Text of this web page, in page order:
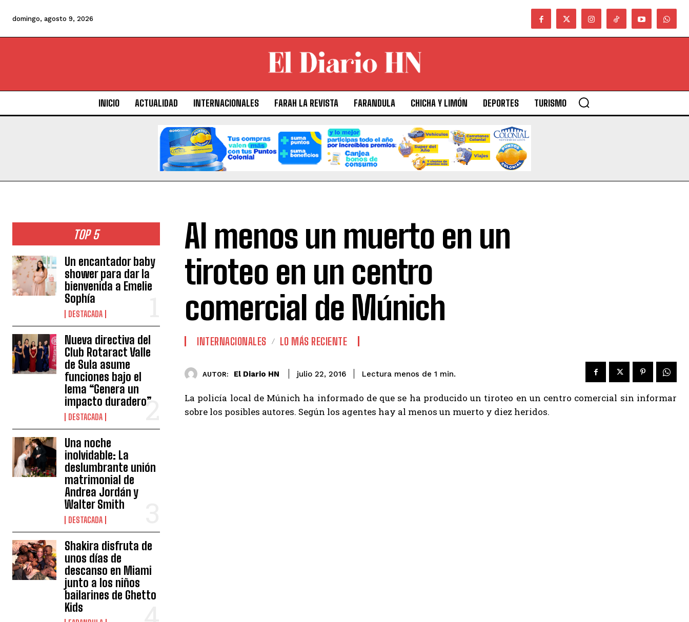
domingo, agosto 9, 2026
INICIO ACTUALIDAD INTERNACIONALES FARAH LA REVISTA FARANDULA CHICHA Y LIMÓN DEPORTES TURISMO
TOP 5
Un encantador baby
shower para dar la
bienvenida a Emelie
Sophía
DESTACADA
Nueva directiva del
Club Rotaract Valle
de Sula asume
funciones bajo el
lema “Genera un
impacto duradero”
DESTACADA
Una noche
inolvidable: La
deslumbrante unión
matrimonial de
Andrea Jordán y
Walter Smith
DESTACADA
Shakira disfruta de
unos días de
descanso en Miami
junto a los niños
bailarines de Ghetto
Kids
Al menos un muerto en un
tiroteo en un centro
comercial de Múnich
INTERNACIONALES LO MÁS RECIENTE
AUTOR: El Diario HN julio 22, 2016 Lectura menos de 1 min.
La policía local de Múnich ha informado de que se ha producido un tiroteo en un centro comercial sin informar
sobre los posibles autores. Según los agentes hay al menos un muerto y diez heridos.